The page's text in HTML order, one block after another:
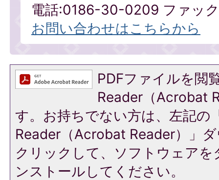
電話:0186-30-0209 ファッ
お問い合わせはこちらから
PDFファイルを閲
Reader（Acrobat
す。お持ちでない方は、左記の
Reader（Acrobat Reader）」
クリックして、ソフトウェア
ンストールしてください。